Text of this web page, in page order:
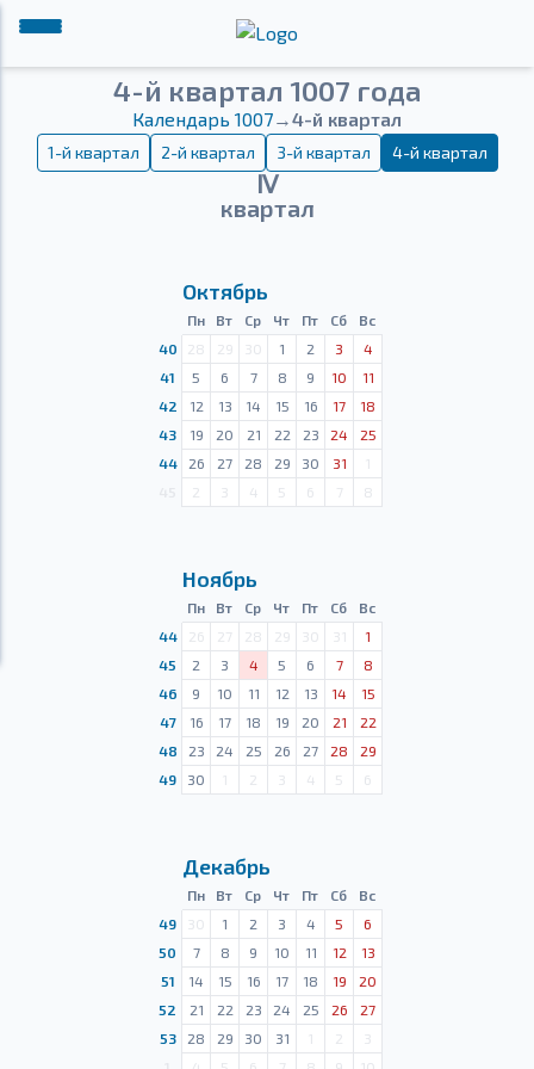
4-й квартал 1007 года
Календарь 1007→4-й квартал
1-й квартал 2-й квартал 3-й квартал 4-й квартал
Ⅳ
квартал
Октябрь
Пн Вт Ср Чт Пт Сб
Вс
40
28 29 30 1 2 3
4
41
5 6 7 8 9 10
11
42
12 13 14 15 16 17
18
43
19 20 21 22 23 24
25
44
26 27 28 29 30 31
1
2 3 4 5 6 7 8
Ноябрь
Пн Вт Ср Чт Пт Сб
Вс
44
26 27 28 29 30 31
1
45
2 3 4 5 6 7
8
46
9 10 11 12 13 14
15
47
16 17 18 19 20 21
22
48
23 24 25 26 27 28
29
49
30 1 2 3 4 5 6
Декабрь
Пн Вт Ср Чт Пт Сб
Вс
49
30 1 2 3 4 5
6
50
7 8 9 10 11 12
13
51
14 15 16 17 18 19
20
52
21 22 23 24 25 26
27
53
28 29 30 31 1 2
3